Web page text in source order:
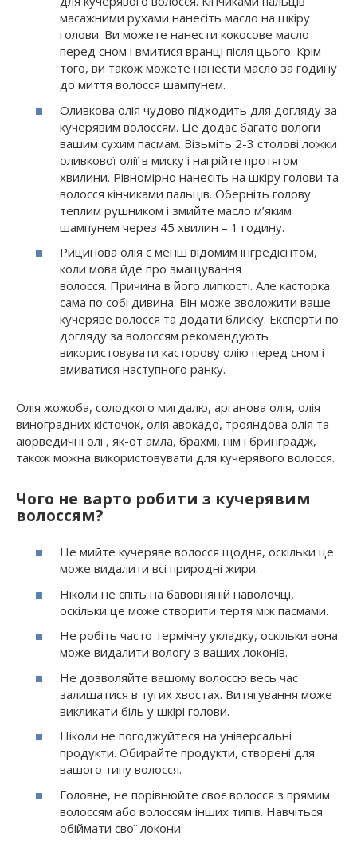
масажними рухами нанесіть масло на шкіру
голови. Ви можете нанести кокосове масло
перед сном і вмитися вранці після цього. Крім
того, ви також можете нанести масло за годину
до миття волосся шампунем.
Оливкова олія чудово підходить для догляду за
кучерявим волоссям. Це додає багато вологи
вашим сухим пасмам. Візьміть 2-3 столові ложки
оливкової олії в миску і нагрійте протягом
хвилини. Рівномірно нанесіть на шкіру голови та
волосся кінчиками пальців. Оберніть голову
теплим рушником і змийте масло м’яким
шампунем через 45 хвилин – 1 годину.
Рицинова олія є менш відомим інгредієнтом,
коли мова йде про змащування
волосся. Причина в його липкості. Але касторка
сама по собі дивина. Він може зволожити ваше
кучеряве волосся та додати блиску. Експерти по
догляду за волоссям рекомендують
використовувати касторову олію перед сном і
вмиватися наступного ранку.
Олія жожоба, солодкого мигдалю, арганова олія, олія
виноградних кісточок, олія авокадо, трояндова олія та
аюрведичні олії, як-от амла, брахмі, нім і бринградж,
також можна використовувати для кучерявого волосся.
Чого не варто робити з кучерявим
волоссям?
Не мийте кучеряве волосся щодня, оскільки це
може видалити всі природні жири.
Ніколи не спіть на бавовняній наволочці,
оскільки це може створити тертя між пасмами.
Не робіть часто термічну укладку, оскільки вона
може видалити вологу з ваших локонів.
Не дозволяйте вашому волоссю весь час
залишатися в тугих хвостах. Витягування може
викликати біль у шкірі голови.
Ніколи не погоджуйтеся на універсальні
продукти. Обирайте продукти, створені для
вашого типу волосся.
Головне, не порівнюйте своє волосся з прямим
волоссям або волоссям інших типів. Навчіться
обіймати свої локони.